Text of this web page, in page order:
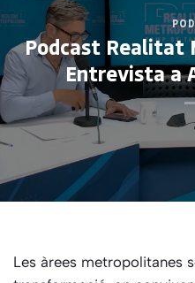
Podcast Realitat
Entrevista a
Les àrees metropolitanes